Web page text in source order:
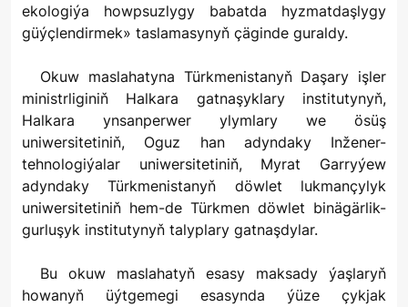
ekologiýa howpsuzlygy babatda hyzmatdaşlygy
güýçlendirmek» taslamasynyň çäginde guraldy.
Okuw maslahatyna Türkmenistanyň Daşary işler
ministrliginiň Halkara gatnaşyklary institutynyň,
Halkara ynsanperwer ylymlary we ösüş
uniwersitetiniň, Oguz han adyndaky Inžener-
tehnologiýalar uniwersitetiniň, Myrat Garryýew
adyndaky Türkmenistanyň döwlet lukmançylyk
uniwersitetiniň hem-de Türkmen döwlet binägärlik-
gurluşyk institutynyň talyplary gatnaşdylar.
Bu okuw maslahatyň esasy maksady ýaşlaryň
howanyň üýtgemegi esasynda ýüze çykjak